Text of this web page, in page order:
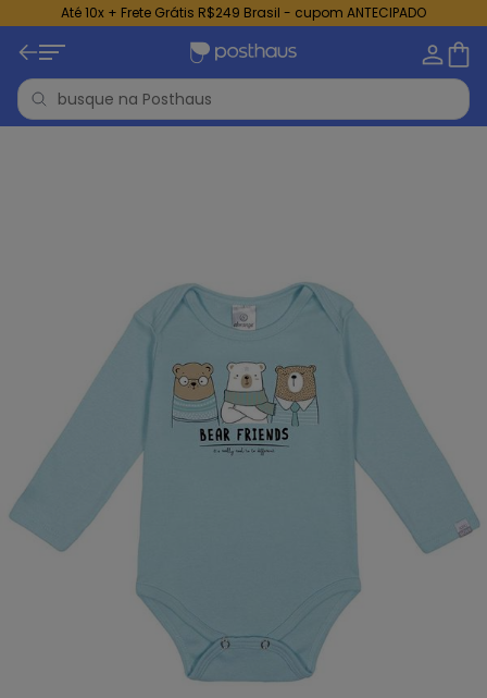
Até 10x + Frete Grátis R$249 Brasil - cupom ANTECIPADO